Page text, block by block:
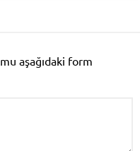
aşağıdaki form